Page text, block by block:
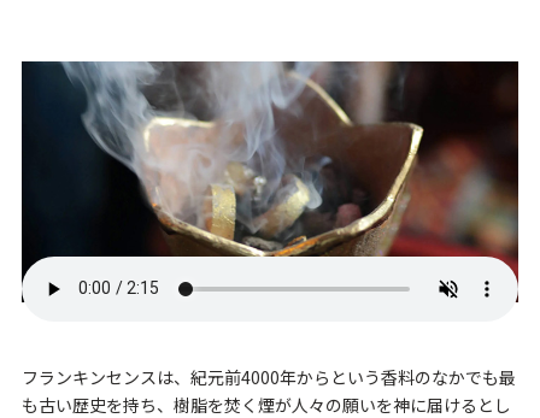
フランキンセンスは、紀元前4000年からという香料のなかでも最
も古い歴史を持ち、樹脂を焚く煙が人々の願いを神に届けるとし